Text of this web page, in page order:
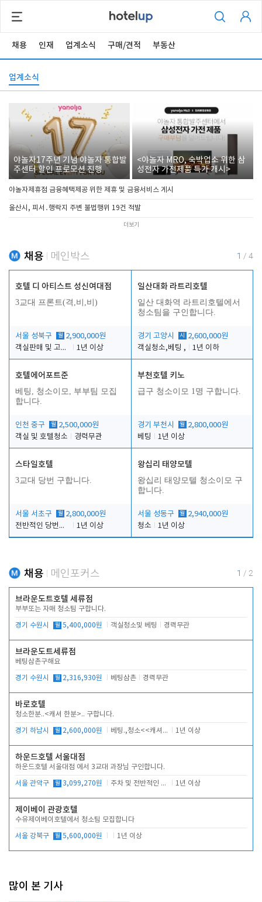
채용 인재 업계소식 구매/견적 부동산
업계소식
야놀자17주년 기념 야놀자 통합발
주센터 할인 프로모션 진행
<야놀자 MRO, 숙박업소 위한 삼
성전자 가전제품 특가 개시>
야놀자제휴점 금융혜택제공 위한 제휴 및 금융서비스 게시
울산시, 피서․행락지 주변 불법행위 19건 적발
더보기
채용 메인박스 1 / 4
호텔 디 아티스트 성신여대점
3교대 프론트(격,비,비)
서울 성북구 월 2,900,000원
객실판매 및 고객응대
1년 이상
일산대화 라트리호텔
일산 대화역 라트리호텔에서
청소팀을 구인합니다.
경기 고양시 시
2,600,000원
객실청소,베팅 ,
1년 이하
호텔에어포트준
베팅, 청소이모, 부부팀 모집
합니다.
인천 중구 월 2,500,000원
객실 및 호텔청소
경력무관
부천호텔 키노
급구 청소이모 1명 구합니다.
경기 부천시 월 2,800,000원
베팅
1년 이상
스타일호텔
3교대 당번 구합니다.
서울 서초구 월 2,800,000원
전반적인 당번업무
1년 이상
왕십리 태양모텔
왕십리 태양모텔 청소이모 구
합니다.
서울 성동구 월 2,940,000원
청소
1년 이상
채용 메인포커스 1 / 2
브라운도트호텔 세류점
부부또는 자매 청소팀 구합니다.
경기 수원시 월 5,400,000원 객실청소및 베팅 경력무관
브라운도트세류점
베팅삼촌구해요
경기 수원시 월 2,316,930원 베팅삼촌 경력무관
바로호텔
청소한분..<캐셔 한분>.. 구합니다.
경기 하남시 월 2,600,000원 베팅.,청소<<캐셔 모셔봅니다. 1년 이상
하운드호텔 서울대점
하운드호텔 서울대점 에서 3교대 과장님 구인합니다.
서울 관악구 월 3,099,270원 주차 및 전반적인 당번업무 1년 이상
제이베이 관광호텔
수유제이베이호텔에서 청소팀 모집합니다
서울 강북구 월 5,600,000원 1년 이상
많이 본 기사